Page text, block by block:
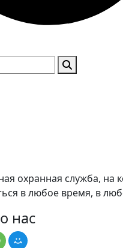
охранная служба, на
в любое время, в
нас